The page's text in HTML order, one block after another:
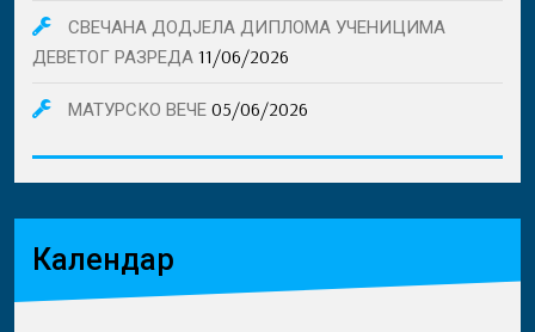
СВЕЧАНА ДОДЈЕЛА ДИПЛОМА УЧЕНИЦИМА
ДЕВЕТОГ РАЗРЕДА 11/06/2026
МАТУРСКО ВЕЧЕ 05/06/2026
Календар